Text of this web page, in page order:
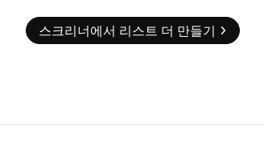
스크리너에서 리스트 더 만들기